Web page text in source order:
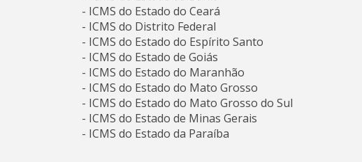
- ICMS do Estado do Ceará
- ICMS do Distrito Federal
- ICMS do Estado do Espírito Santo
- ICMS do Estado de Goiás
- ICMS do Estado do Maranhão
- ICMS do Estado do Mato Grosso
- ICMS do Estado do Mato Grosso do Sul
- ICMS do Estado de Minas Gerais
- ICMS do Estado da Paraíba